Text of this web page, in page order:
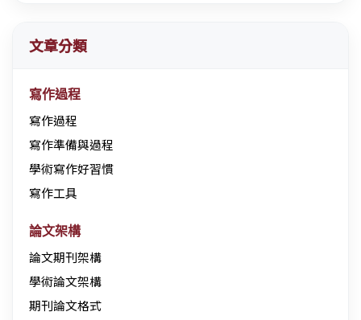
文章分類
寫作過程
寫作過程
寫作準備與過程
學術寫作好習慣
寫作工具
論文架構
論文期刊架構
學術論文架構
期刊論文格式